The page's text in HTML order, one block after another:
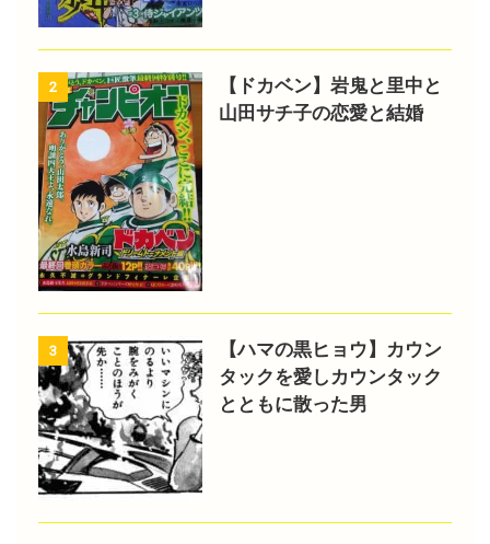
2
【ドカベン】岩鬼と里中と
山田サチ子の恋愛と結婚
3
【ハマの黒ヒョウ】カウン
タックを愛しカウンタック
とともに散った男